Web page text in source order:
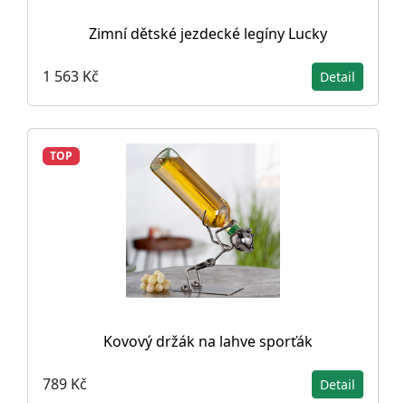
Zimní dětské jezdecké legíny Lucky
1 563 Kč Detail
TOP
Kovový držák na lahve sporťák
789 Kč Detail